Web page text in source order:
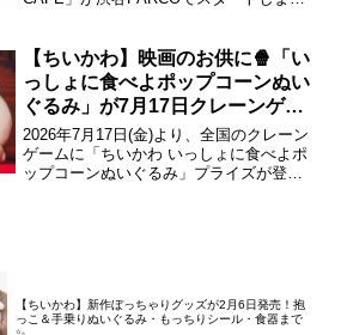
開催で、映画の世界観を再現したフード
やデザート、ドリンク、オリジナルグッ
ズが登場し...
【ちいかわ】映画のお供に🍿「い
っしょに食べよポップコーンぬい
ぐるみ」が7月17日クレーンゲー
ムで登場♪
2026年7月17日(金)より、全国のクレーン
ゲームに「ちいかわ いっしょに食べよポ
ップコーンぬいぐるみ」プライズが登
【ちいかわ】新作ぼっちゃりグッズが2月6日発売！抱
っこ＆手乗りぬいぐるみ・もっちりシール・食器まで